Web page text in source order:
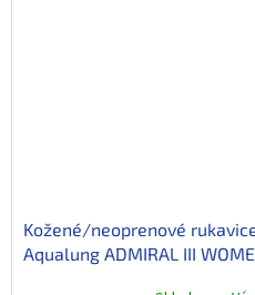
Kožené/neoprenové
Aqualung ADMIRAL III